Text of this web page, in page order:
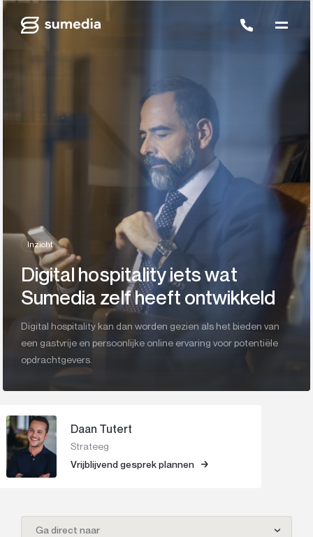
Inzicht
Digital hospitality iets wat
Sumedia zelf heeft ontwikkeld
Digital hospitality kan dan worden gezien als het bieden van
een gastvrije en persoonlijke online ervaring voor potentiële
opdrachtgevers.
Daan Tutert
Strateeg
Vrijblijvend gesprek plannen
Ga direct naar